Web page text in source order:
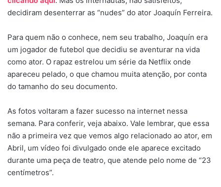
decidiram desenterrar as “nudes” do ator Joaquín Ferreira.
Para quem não o conhece, nem seu trabalho, Joaquín era
um jogador de futebol que decidiu se aventurar na vida
como ator. O rapaz estrelou um série da Netflix onde
apareceu pelado, o que chamou muita atenção, por conta
do tamanho do seu documento.
As fotos voltaram a fazer sucesso na internet nessa
semana. Para conferir, veja abaixo. Vale lembrar, que essa
não a primeira vez que vemos algo relacionado ao ator, em
Abril, um vídeo foi divulgado onde ele aparece excitado
durante uma peça de teatro, que atende pelo nome de “23
centímetros”.